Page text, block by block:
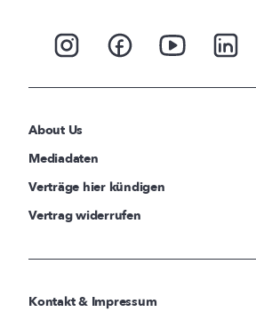
About Us
Mediadaten
Verträge hier kündigen
Vertrag widerrufen
Kontakt & Impressum